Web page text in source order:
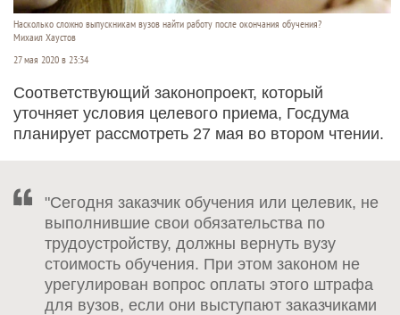
Насколько сложно выпускникам вузов найти работу после окончания обучения?
Михаил Хаустов
27 мая 2020 в 23:34
Соответствующий законопроект, который
уточняет условия целевого приема, Госдума
планирует рассмотреть 27 мая во втором чтении.
"Сегодня заказчик обучения или целевик, не
выполнившие свои обязательства по
трудоустройству, должны вернуть вузу
стоимость обучения. При этом законом не
урегулирован вопрос оплаты этого штрафа
для вузов, если они выступают заказчиками